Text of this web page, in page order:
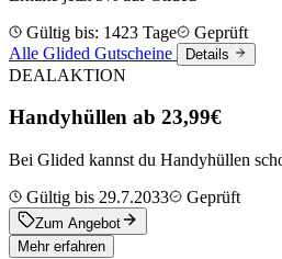
Gültig bis: 1423 Tage
Geprüft
Alle Glided Gutscheine
Details
DEALAKTION
Handyhüllen ab 23,99€
Bei Glided kannst du Handyhüllen
Gültig bis 29.7.2033
Geprüft
Zum Angebot
Mehr erfahren